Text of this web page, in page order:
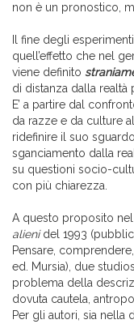
non è un pronostico,
Il fine degli
quell’effetto che nel
viene definito
di distanza dalla realtà
E’ a partire dal
da razze e da culture
ridefinire il suo
sganciamento dalla
su questioni socio-
con più chiarezza.
A questo proposito
alienidel 1993
Pensare,
ed. Mursia), due
problema della
dovuta cautela,
Per gli autori, sia nella